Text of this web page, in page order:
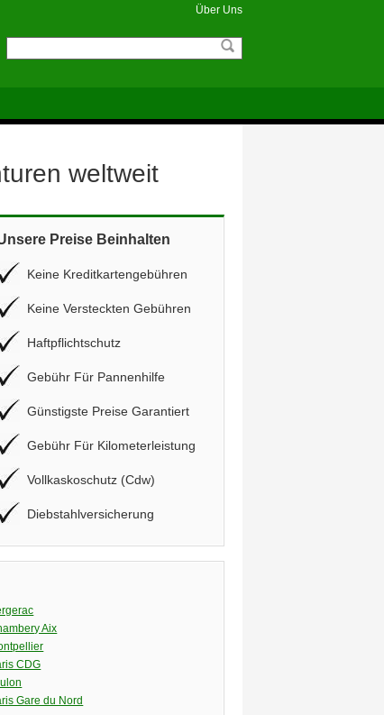
Über Uns
weltweit
Preise Beinhalten
Keine Kreditkartengebühren
Keine Versteckten Gebühren
Haftpflichtschutz
Gebühr Für Pannenhilfe
Günstigste Preise Garantiert
Gebühr Für Kilometerleistung
Vollkaskoschutz (Cdw)
Diebstahlversicherung
Aix
CDG
Gare du Nord